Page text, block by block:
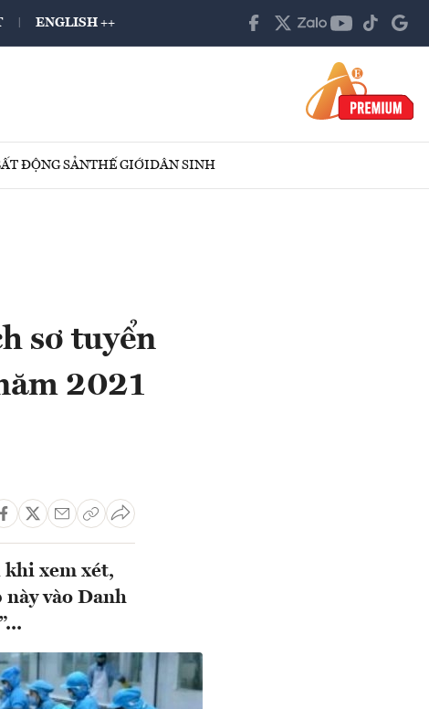
ENGLISH ++
ĐỘNG SẢNTHẾ GIỚIDÂN SINH
sơ tuyển
2021
khi xem xét,
này vào Danh